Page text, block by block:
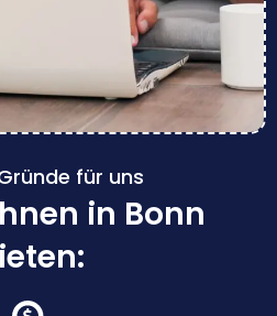
für uns
in Bonn